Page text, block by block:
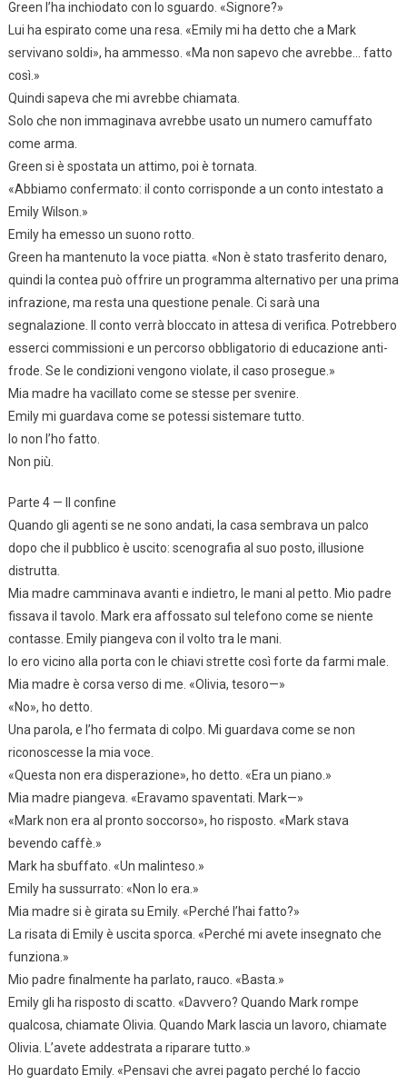
Green l’ha inchiodato con lo sguardo. «Signore?»
Lui ha espirato come una resa. «Emily mi ha detto che a Mark
servivano soldi», ha ammesso. «Ma non sapevo che avrebbe… fatto
così.»
Quindi sapeva che mi avrebbe chiamata.
Solo che non immaginava avrebbe usato un numero camuffato
come arma.
Green si è spostata un attimo, poi è tornata.
«Abbiamo confermato: il conto corrisponde a un conto intestato a
Emily Wilson.»
Emily ha emesso un suono rotto.
Green ha mantenuto la voce piatta. «Non è stato trasferito denaro,
quindi la contea può offrire un programma alternativo per una prima
infrazione, ma resta una questione penale. Ci sarà una
segnalazione. Il conto verrà bloccato in attesa di verifica. Potrebbero
esserci commissioni e un percorso obbligatorio di educazione anti-
frode. Se le condizioni vengono violate, il caso prosegue.»
Mia madre ha vacillato come se stesse per svenire.
Emily mi guardava come se potessi sistemare tutto.
Io non l’ho fatto.
Non più.
Parte 4 — Il confine
Quando gli agenti se ne sono andati, la casa sembrava un palco
dopo che il pubblico è uscito: scenografia al suo posto, illusione
distrutta.
Mia madre camminava avanti e indietro, le mani al petto. Mio padre
fissava il tavolo. Mark era affossato sul telefono come se niente
contasse. Emily piangeva con il volto tra le mani.
Io ero vicino alla porta con le chiavi strette così forte da farmi male.
Mia madre è corsa verso di me. «Olivia, tesoro—»
«No», ho detto.
Una parola, e l’ho fermata di colpo. Mi guardava come se non
riconoscesse la mia voce.
«Questa non era disperazione», ho detto. «Era un piano.»
Mia madre piangeva. «Eravamo spaventati. Mark—»
«Mark non era al pronto soccorso», ho risposto. «Mark stava
bevendo caffè.»
Mark ha sbuffato. «Un malinteso.»
Emily ha sussurrato: «Non lo era.»
Mia madre si è girata su Emily. «Perché l’hai fatto?»
La risata di Emily è uscita sporca. «Perché mi avete insegnato che
funziona.»
Mio padre finalmente ha parlato, rauco. «Basta.»
Emily gli ha risposto di scatto. «Davvero? Quando Mark rompe
qualcosa, chiamate Olivia. Quando Mark lascia un lavoro, chiamate
Olivia. L’avete addestrata a riparare tutto.»
Ho guardato Emily. «Pensavi che avrei pagato perché lo faccio